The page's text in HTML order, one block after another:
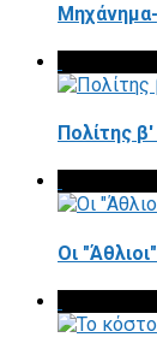
Πολίτης
Οι